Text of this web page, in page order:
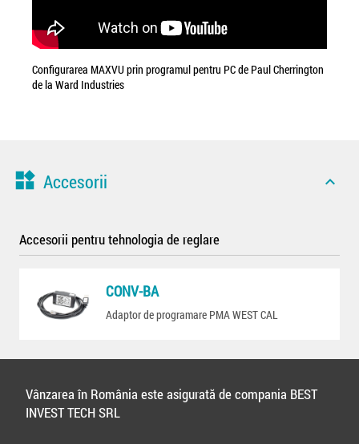
Configurarea MAXVU prin programul pentru PC de Paul Cherrington
de la Ward Industries
widgets Accesorii expand_less
Accesorii pentru tehnologia de reglare
CONV-BA
Adaptor de programare PMA WEST CAL
Vânzarea în România este asigurată de compania BEST
INVEST TECH SRL